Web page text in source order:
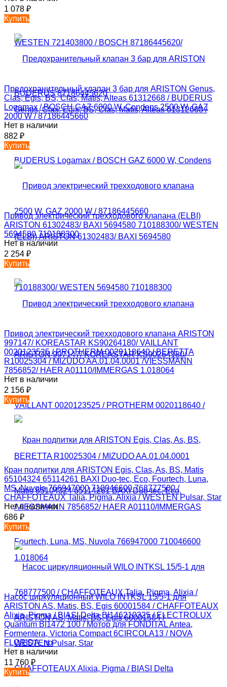
1 078 ₽
Купить
Предохранительный клапан 3 бар для ARISTON Genus,
Clas, Egis, BS, Clas, Matis, Alteas 61312668 / BUDERUS
Logamax / BOSCH GAZ 6000 W, Condens 2500 W, GAZ
2000 W / 87186445660
Нет в наличии
882 ₽
Купить
Привод электрический трехходового клапана (ELBI)
ARISTON 61302483/ BAXI 5694580 710188300/ WESTEN
5694580 710188300
Нет в наличии
2 254 ₽
Купить
Привод электрический трехходового клапана ARISTON
997147/ KOREASTAR KS90264180/ VAILLANT
0020123525 / PROTHERM 0020118640 / BERETTA
R10025304 / MIZUDO AA.01.04.0001 /VIESSMANN
7856852/ HAER A01110/IMMERGAS 1.018064
Нет в наличии
2 156 ₽
Купить
Кран подпитки для ARISTON Egis, Clas, As, BS, Matis
65104324 65114261 BAXI Duo-tec, Eco, Fourtech, Luna,
MS, Nuvola 766947000 710046600 768777500 /
CHAFFOTEAUX Talia, Pigma, Alixia / WESTEN Pulsar, Star
Нет в наличии
686 ₽
Купить
Насос циркуляционный WILO INTKSL 15/5-1 для
ARISTON AS, Matis, BS, Egis 60001584 / CHAFFOTEAUX
Alixia, Pigma / BIASI Delta BI146210325 / ELECTROLUX
Quantum BI1472 100 / Мотор для FONDITAL Antea,
Formentera, Victoria Compact 6CIRCOLA13 / NOVA
FLORIDA, по
Нет в наличии
11 760 ₽
Купить